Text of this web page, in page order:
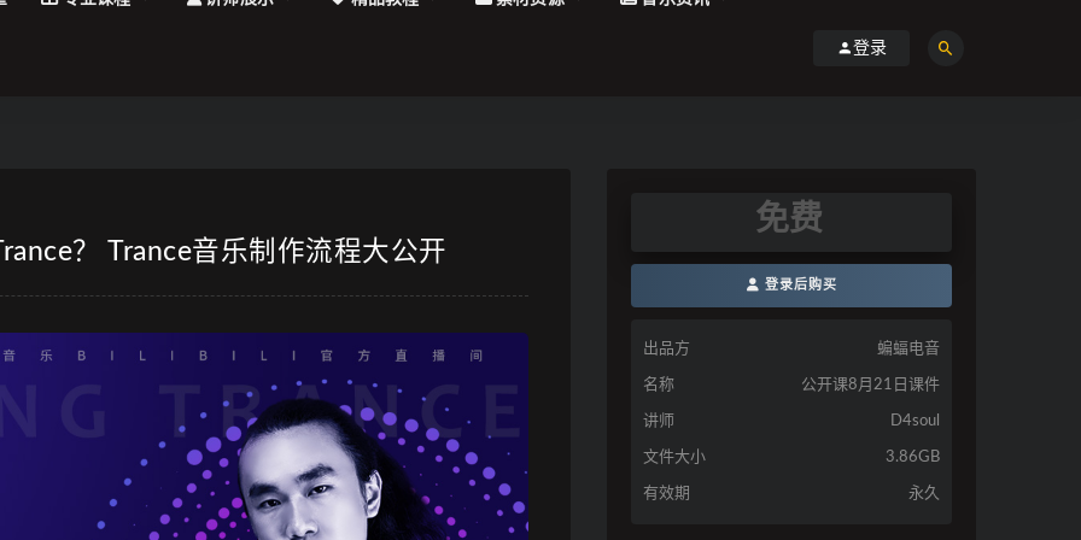
登录
？ Trance音乐制作流程大公开
免费
登录后购买
出品方 蝙蝠电音
名称 公开课8月21日课件
讲师 D4soul
文件大小 3.86GB
有效期 永久